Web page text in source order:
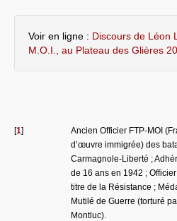
Voir en ligne : Discours de Léon
M.O.I., au Plateau des Glières
[1]
Ancien Officier FTP-MOI
d’œuvre immigrée) des
Carmagnole-Liberté ;
de 16 ans en 1942 ;
titre de la Résistance ;
Mutilé de Guerre (torturé
Montluc).